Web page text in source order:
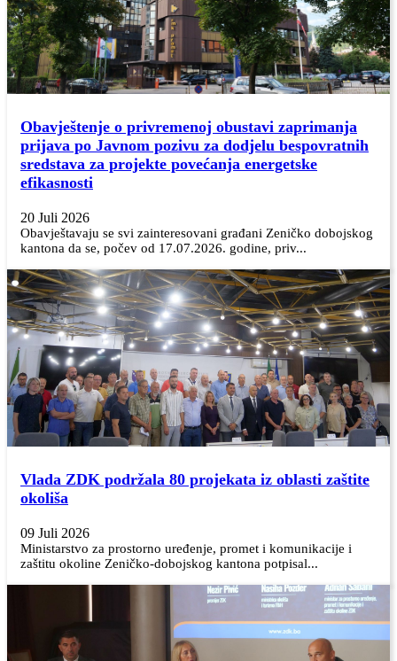
Obavještenje o privremenoj obustavi zaprimanja
prijava po Javnom pozivu za dodjelu bespovratnih
sredstava za projekte povećanja energetske
efikasnosti
20 Juli 2026
Obavještavaju se svi zainteresovani građani Zeničko dobojskog
kantona da se, počev od 17.07.2026. godine, priv...
Vlada ZDK podržala 80 projekata iz oblasti zaštite
okoliša
09 Juli 2026
Ministarstvo za prostorno uređenje, promet i komunikacije i
zaštitu okoline Zeničko-dobojskog kantona potpisal...